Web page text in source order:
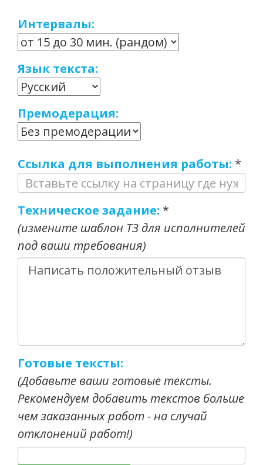
Интервалы:
Язык текста:
Премодерация:
Ссылка для выполнения работы: *
Техническое задание: *
(измените шаблон ТЗ для исполнителей
под ваши требования)
Готовые тексты:
(Добавьте ваши готовые тексты.
Рекомендуем добавить текстов больше
чем заказанных работ - на случай
отклонений работ!)